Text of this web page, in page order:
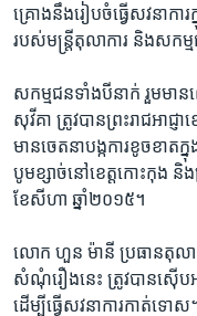
គ្រោង​នឹង​រៀបចំ​ធ្វើ​សវនាការ​
របស់​មន្ត្រី​តុលាការ​ និង​សកម្ម
សកម្មជន​ទាំង​បី​នាក់​ រួមម
សុវីគា​ ត្រូវ​បាន​ព្រះរាជអាជ្
មាន​ចេតនា​បង្ក​ការ​ខូចខាត​ក្
បូមខ្សាច់​នៅ​ខេត្ត​កោះកុង ​និ
ខែ​សីហា ឆ្នាំ​២០១៥។
លោក ហួន ម៉ានី​ ប្រធាន​តុលាក
សំណុំ​រឿង​នេះ ត្រូវ​បាន​ស៊ើប​
ដើម្បី​ធ្វើ​សវនាការ​កាត់ទ